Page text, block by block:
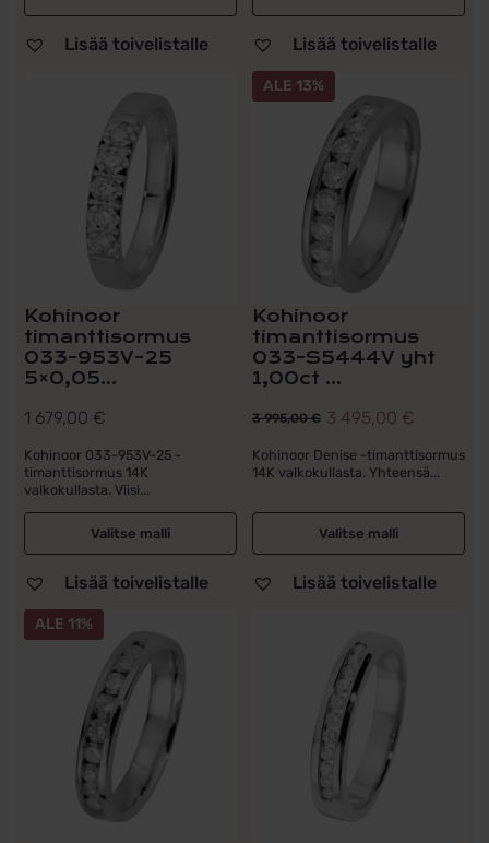
Lisää toivelistalle Lisää toivelistalle
Kohinoor
timanttisormus
033-953V-25
5×0,05...
1 679,00 €
Kohinoor 033-953V-25 -
timanttisormus 14K
valkokullasta. Viisi...
Valitse malli
Lisää toivelistalle
ALE 13%
Kohinoor
timanttisormus
033-S5444V yht
1,00ct ...
3 995,00€
Alkuperäinen
hinta
oli:
3
995,00 €.
3 495,00 €
Nykyinen
hinta
on:
3
495,00 €.
Kohinoor Denise -timanttisormus
14K valkokullasta. Yhteensä...
Valitse malli
Lisää toivelistalle
ALE 11%